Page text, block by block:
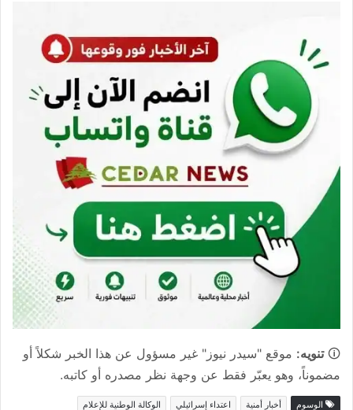
🛈تنويه: موقع "سيدر نيوز" غير مسؤول عن هذا الخبر شكلاً أو
مضموناً، وهو يعبّر فقط عن وجهة نظر مصدره أو كاتبه.
الوسوم أخبار أمنية اعتداء إسرائيلي
الوكالة الوطنية للإعلام